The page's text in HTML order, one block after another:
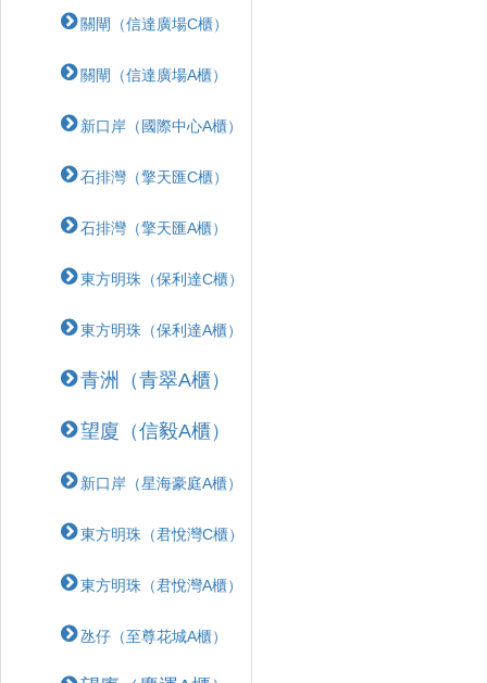
關閘（信達廣場C櫃）
關閘（信達廣場A櫃）
新口岸（國際中心A櫃）
石排灣（擎天匯C櫃）
石排灣（擎天匯A櫃）
東方明珠（保利達C櫃）
東方明珠（保利達A櫃）
青洲（青翠A櫃）
望廈（信毅A櫃）
新口岸（星海豪庭A櫃）
東方明珠（君悅灣C櫃）
東方明珠（君悅灣A櫃）
氹仔（至尊花城A櫃）